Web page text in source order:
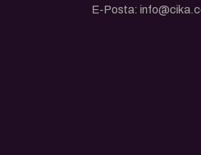
E-Posta: